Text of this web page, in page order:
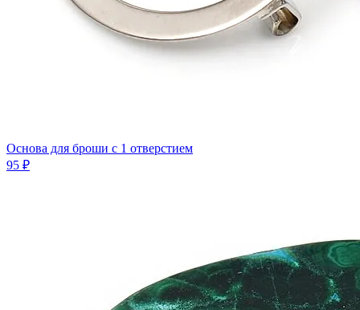
Основа для броши с 1 отверстием
95 ₽